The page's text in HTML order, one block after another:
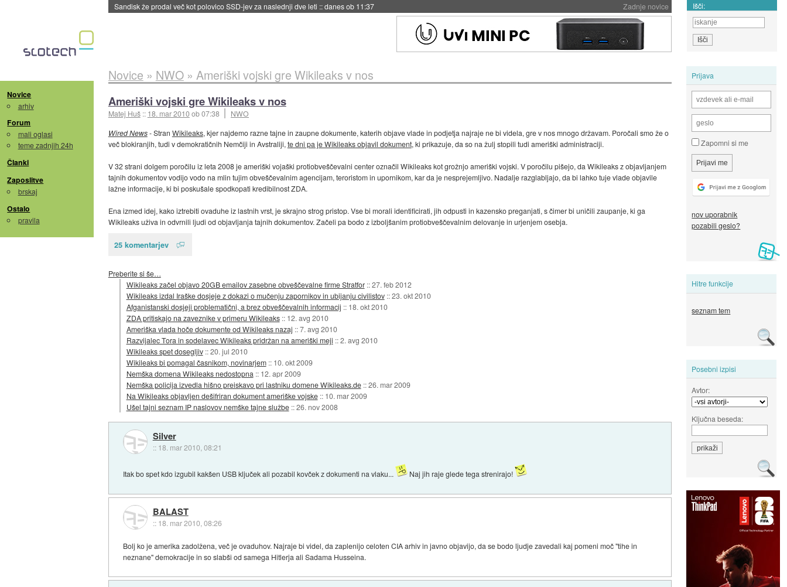
Zadnje novice
Sandisk že prodal več kot polovico SSD-jev za naslednji dve leti ::danes ob 11:37 Išči:
Novice
arhiv
Forum
mali oglasi
teme zadnjih 24h
Članki
Zaposlitve
brskaj
Ostalo
pravila
Prijava
Zapomni si me
nov uporabnik
pozabili geslo?
Hitre funkcije
seznam tem
Posebni izpisi
Avtor:
Ključna beseda:
Novice » NWO» Ameriški vojski gre Wikileaks v nos
Ameriški vojski gre Wikileaks v nos
Matej Huš :: 18. mar 2010ob 07:38
NWO
Wired News- Stran Wikileaks, kjer najdemo razne tajne in zaupne dokumente, katerih objave vlade in podjetja najraje ne bi videla, gre v nos mnogo državam. Poročali smo že o
več blokiranjih, tudi v demokratičnih Nemčiji in Avstraliji, te dni pa je Wikileaks objavil dokument, ki prikazuje, da so na žulj stopili tudi ameriški administraciji.
V 32 strani dolgem poročilu iz leta 2008 je ameriški vojaški protiobveščevalni center označil Wikileaks kot grožnjo ameriški vojski. V poročilu pišejo, da Wikileaks z objavljanjem
tajnih dokumentov vodijo vodo na mlin tujim obveščevalnim agencijam, teroristom in upornikom, kar da je nesprejemljivo. Nadalje razglabljajo, da bi lahko tuje vlade objavile
lažne informacije, ki bi poskušale spodkopati kredibilnost ZDA.
Ena izmed idej, kako iztrebiti ovaduhe iz lastnih vrst, je skrajno strog pristop. Vse bi morali identificirati, jih odpusti in kazensko preganjati, s čimer bi uničili zaupanje, ki ga
Wikileaks uživa in odvrnili ljudi od objavljanja tajnih dokumentov. Začeli pa bodo z izboljšanim protiobveščevalnim delovanje in urjenjem osebja.
25 komentarjev
Preberite si še…
Wikileaks začel objavo 20GB emailov zasebne obveščevalne firme Stratfor ::27. feb 2012
Wikileaks izdal Iraške dosjeje z dokazi o mučenju zapornikov in ubijanju civilistov ::23. okt 2010
Afganistanski dosjeji problematični, a brez obveščevalnih informacij :: 18. okt 2010
ZDA pritiskajo na zaveznike v primeru Wikileaks :: 12. avg 2010
Ameriška vlada hoče dokumente od Wikileaks nazaj ::7. avg 2010
Razvijalec Tora in sodelavec Wikileaks pridržan na ameriški meji ::2. avg 2010
Wikileaks spet dosegljiv ::20. jul 2010
Wikileaks bi pomagal časnikom, novinarjem :: 10. okt 2009
Nemška domena Wikileaks nedostopna :: 12. apr 2009
Nemška policija izvedla hišno preiskavo pri lastniku domene Wikileaks.de ::26. mar 2009
Na Wikileaks objavljen dešifriran dokument ameriške vojske :: 10. mar 2009
Ušel tajni seznam IP naslovov nemške tajne službe ::26. nov 2008
Silver
:: 18. mar 2010, 08:21
Itak bo spet kdo izgubil kakšen USB ključek ali pozabil kovček z dokumenti na vlaku... Naj jih raje glede tega strenirajo!
BALAST
:: 18. mar 2010, 08:26
Bolj ko je amerika zadolžena, več je ovaduhov. Najraje bi videl, da zaplenijo celoten CIA arhiv in javno objavijo, da se bodo ljudje zavedali kaj pomeni moč "tihe in
neznane" demokracije in so slabši od samega Hitlerja ali Sadama Husseina.